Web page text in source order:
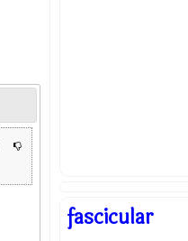
fascicular